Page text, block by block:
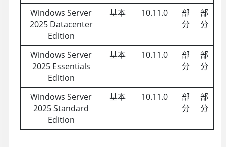
Windows Server
2025 Datacenter
Edition
基本 10.11.0
部
分
部
分
Windows Server
2025 Essentials
Edition
基本 10.11.0
部
分
部
分
Windows Server
2025 Standard
Edition
基本 10.11.0
部
分
部
分